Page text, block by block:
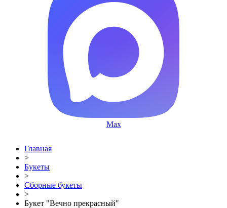
Max
Главная
>
Букеты
>
Сборные букеты
>
Букет "Вечно прекрасный"